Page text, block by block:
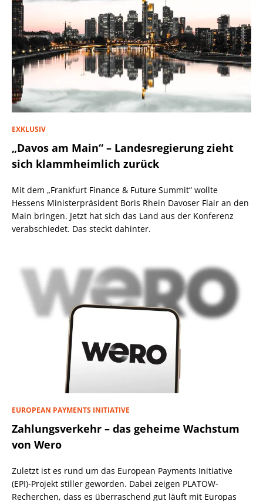
EXKLUSIV
„Davos am Main“ – Landesregierung zieht
sich klammheimlich zurück
Mit dem „Frankfurt Finance & Future Summit“ wollte
Hessens Ministerpräsident Boris Rhein Davoser Flair an den
Main bringen. Jetzt hat sich das Land aus der Konferenz
verabschiedet. Das steckt dahinter.
EUROPEAN PAYMENTS INITIATIVE
Zahlungsverkehr – das geheime Wachstum
von Wero
Zuletzt ist es rund um das European Payments Initiative
(EPI)-Projekt stiller geworden. Dabei zeigen PLATOW-
Recherchen, dass es überraschend gut läuft mit Europas